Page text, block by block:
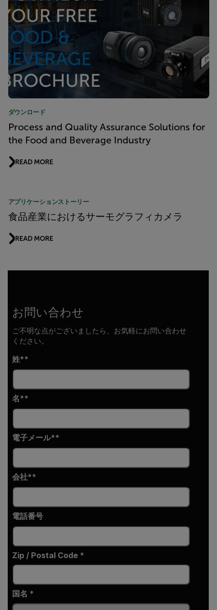
ダウンロード
Process and Quality Assurance Solutions for
the Food and Beverage Industry
READ MORE
アプリケーションストーリー
食品産業におけるサーモグラフィカメラ
READ MORE
お問い合わせ
ご不明な点がございましたら、お気軽にお問い合わせ
ください。
姓*
名*
電子メール*
会社*
電話番号
Zip / Postal Code *
国名 *